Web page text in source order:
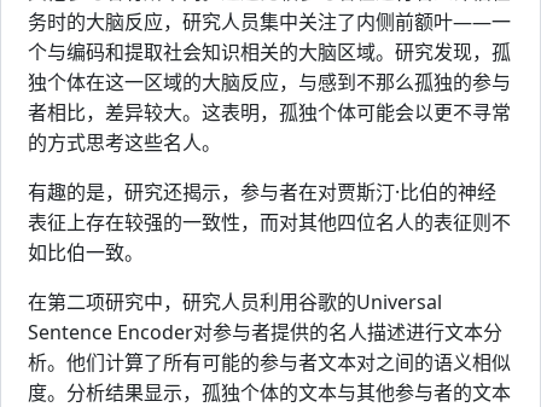
务时的大脑反应，研究人员集中关注了内侧前额叶——一
个与编码和提取社会知识相关的大脑区域。研究发现，孤
独个体在这一区域的大脑反应，与感到不那么孤独的参与
者相比，差异较大。这表明，孤独个体可能会以更不寻常
的方式思考这些名人。
有趣的是，研究还揭示，参与者在对贾斯汀·比伯的神经
表征上存在较强的一致性，而对其他四位名人的表征则不
如比伯一致。
在第二项研究中，研究人员利用谷歌的Universal
Sentence Encoder对参与者提供的名人描述进行文本分
析。他们计算了所有可能的参与者文本对之间的语义相似
度。分析结果显示，孤独个体的文本与其他参与者的文本